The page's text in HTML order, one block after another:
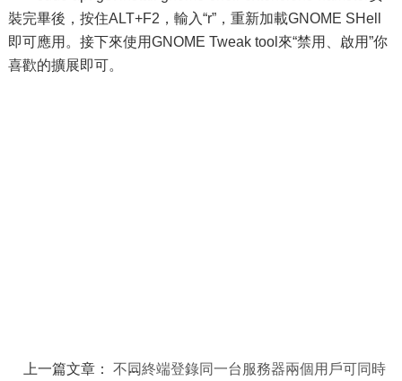
裝完畢後，按住ALT+F2，輸入“r”，重新加載GNOME SHell
即可應用。接下來使用GNOME Tweak tool來“禁用、啟用”你
喜歡的擴展即可。
上一篇文章：不同終端登錄同一台服務器兩個用戶可同時